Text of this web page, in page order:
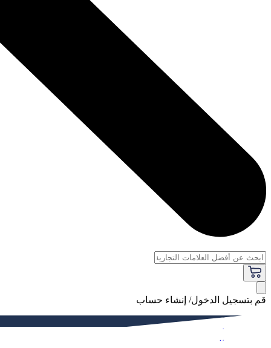
قم بتسجيل الدخول/ إنشاء حساب
فاخر
النساء
الرجال